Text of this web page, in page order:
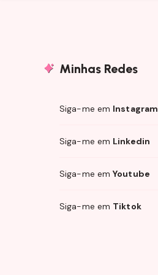
Minhas Redes
Siga-me em Instagram
Siga-me em Linkedin
Siga-me emYoutube
Siga-me em Tiktok